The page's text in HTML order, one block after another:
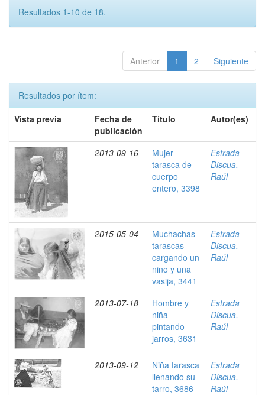
Resultados 1-10 de 18.
Anterior 1 2 Siguiente
Resultados por ítem:
Vista previa
Fecha de
publicación
Título Autor(es)
2013-09-16
Mujer
tarasca de
cuerpo
entero, 3398
Estrada
Discua,
Raúl
2015-05-04
Muchachas
tarascas
cargando un
nino y una
vasija, 3441
Estrada
Discua,
Raúl
2013-07-18
Hombre y
niña
pintando
jarros, 3631
Estrada
Discua,
Raúl
2013-09-12
Niña tarasca
llenando su
tarro, 3686
Estrada
Discua,
Raúl